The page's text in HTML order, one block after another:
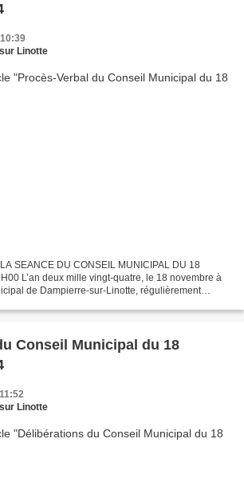
Linotte
SEANCE DU CONSEIL MUNICIPAL DU 18
L’an deux mille vingt-quatre, le 18 novembre à
de Dampierre-sur-Linotte, régulièrement
Conseil Municipal du 18
Linotte